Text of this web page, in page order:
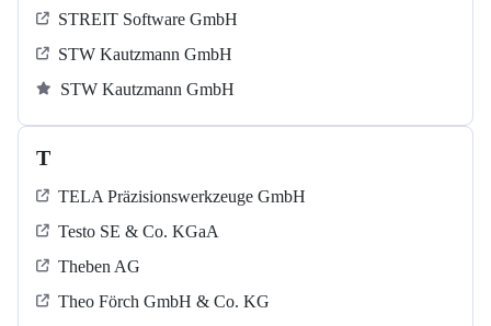
STREIT Software GmbH
STW Kautzmann GmbH
STW Kautzmann GmbH
T
TELA Präzisionswerkzeuge GmbH
Testo SE & Co. KGaA
Theben AG
Theo Förch GmbH & Co. KG